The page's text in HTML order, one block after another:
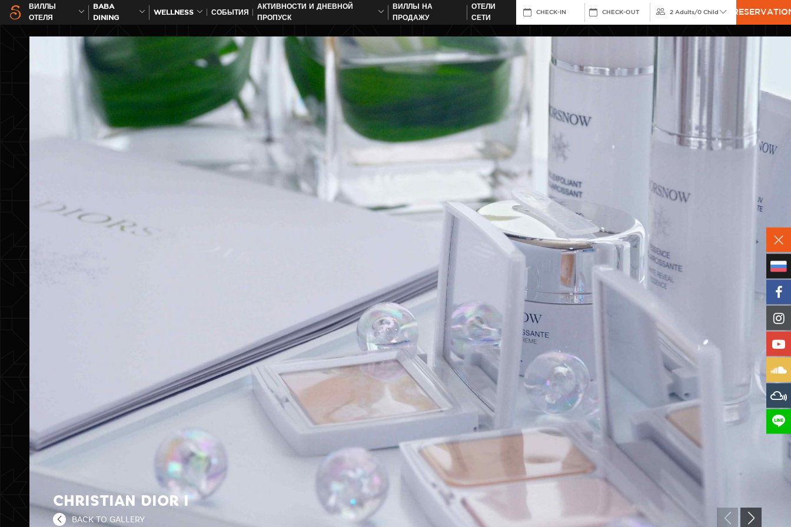
ВИЛЛЫ
ОТЕЛЯ
BABA
DINING
WELLNESS СОБЫТИЯ
АКТИВНОСТИ И ДНЕВНОЙ
ПРОПУСК
ВИЛЛЫ НА
ПРОДАЖУ
ОТЕЛИ
СЕТИ
CHECK-IN CHECK-OUT 2 Adults/0 Child
CHRISTIAN DIOR I
BACK TO GALLERY